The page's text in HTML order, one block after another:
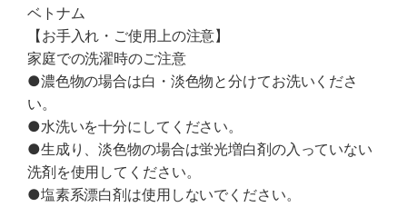
ベトナム
【お手入れ・ご使用上の注意】
家庭での洗濯時のご注意
●濃色物の場合は白・淡色物と分けてお洗いくださ
い。
●水洗いを十分にしてください。
●生成り、淡色物の場合は蛍光増白剤の入っていない
洗剤を使用してください。
●塩素系漂白剤は使用しないでください。